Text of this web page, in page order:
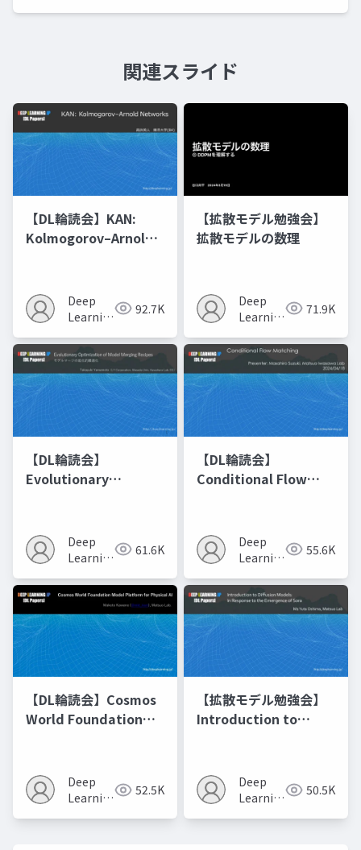
関連スライド
【DL輪読会】KAN:
Kolmogorov–Arnold
Deep
Learning
92.7K
【拡散モデル勉強会】
拡散モデルの数理
Deep
Learning
71.9K
【DL輪読会】
Evolutionary
Recipes モデルマージ
の進化的最適化
Deep
Learning
61.6K
【DL輪読会】
Conditional Flow
Deep
Learning
55.6K
【DL輪読会】Cosmos
World Foundation
Deep
Learning
52.5K
【拡散モデル勉強会】
Introduction to
Deep
Learning
50.5K